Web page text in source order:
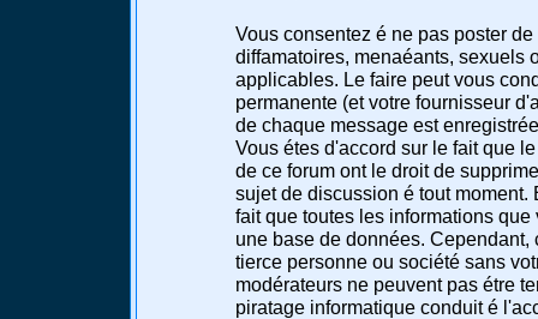
Vous consentez é ne pas poster
diffamatoires, menaéants, sexuels
applicables. Le faire peut vous
permanente (et votre fournisseur
de chaque message est
Vous étes d'accord sur le fait que
de ce forum ont le droit de
sujet de discussion é tout
fait que toutes les informations
une base de données.
tierce personne ou société sans
modérateurs ne peuvent pas étre
piratage informatique conduit é